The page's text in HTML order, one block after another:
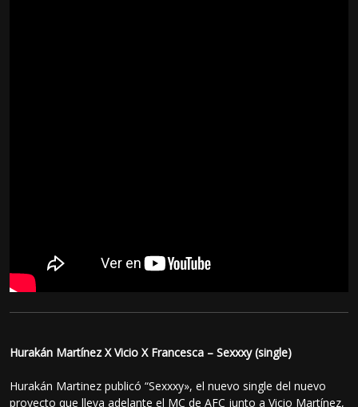
Hurakán Martínez X Vicio X Francesca – Sexxxy (single)
Hurakán Martinez publicó “Sexxxy», el nuevo single del nuevo
proyecto que lleva adelante el MC de AFC junto a Vicio Martínez,